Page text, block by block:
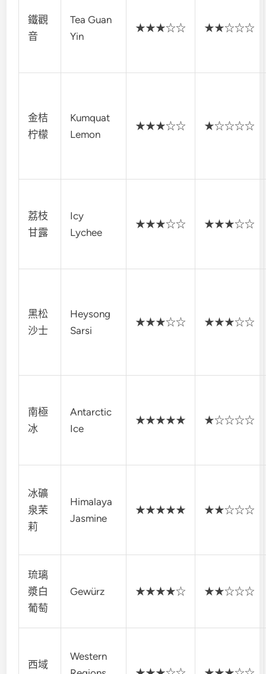
鐵觀
音
Tea Guan
Yin
★★★☆☆ ★★☆☆☆
金桔
柠檬
Kumquat
Lemon
★★★☆☆ ★☆☆☆☆
荔枝
甘露
Icy
Lychee
★★★☆☆ ★★★☆☆
黑松
沙士
Heysong
Sarsi
★★★☆☆ ★★★☆☆
南極
冰
Antarctic
Ice
★★★★★ ★☆☆☆☆
冰礦
泉茉
莉
Himalaya
Jasmine
★★★★★ ★★☆☆☆
琉璃
漿白
葡萄
Gewürz ★★★★☆ ★★☆☆☆
西域
Western